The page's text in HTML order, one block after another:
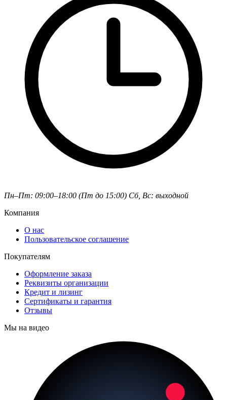
Пн–Пт: 09:00–18:00 (Пт до 15:00) Сб, Вс: выходной
Компания
О нас
Пользовательское соглашение
Покупателям
Оформление заказа
Реквизиты организации
Кредит и лизинг
Сертификаты и гарантия
Отзывы
Мы на видео